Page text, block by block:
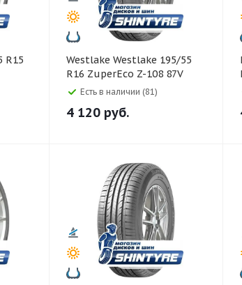
Westlake Westlake 195/55
R16 ZuperEco Z-108 87V
Есть в наличии (81)
4 120 руб.